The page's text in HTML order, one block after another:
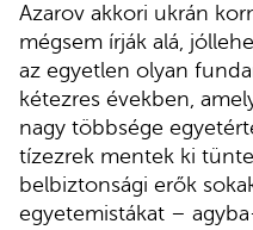
Azarov akkori ukrán
mégsem írják alá,
az egyetlen olyan
kétezres években,
nagy többsége
tízezrek mentek ki
belbiztonsági erők
egyetemistákat –